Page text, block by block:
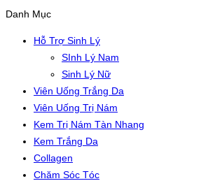
Danh Mục
Hỗ Trợ Sinh Lý
SInh Lý Nam
Sinh Lý Nữ
Viên Uống Trắng Da
Viên Uống Trị Nám
Kem Trị Nám Tàn Nhang
Kem Trắng Da
Collagen
Chăm Sóc Tóc